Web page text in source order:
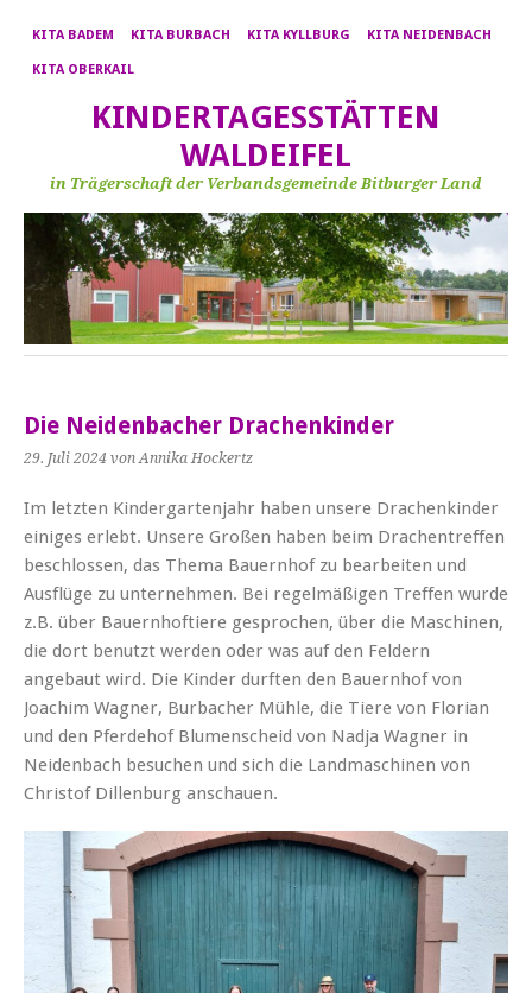
KITA BADEM KITA BURBACH KITA KYLLBURG KITA NEIDENBACH
KITA OBERKAIL
KINDERTAGESSTÄTTEN
WALDEIFEL
in Trägerschaft der Verbandsgemeinde Bitburger Land
Die Neidenbacher Drachenkinder
29. Juli 2024 von Annika Hockertz
Im letzten Kindergartenjahr haben unsere Drachenkinder
einiges erlebt. Unsere Großen haben beim Drachentreffen
beschlossen, das Thema Bauernhof zu bearbeiten und
Ausflüge zu unternehmen. Bei regelmäßigen Treffen wurde
z.B. über Bauernhoftiere gesprochen, über die Maschinen,
die dort benutzt werden oder was auf den Feldern
angebaut wird. Die Kinder durften den Bauernhof von
Joachim Wagner, Burbacher Mühle, die Tiere von Florian
und den Pferdehof Blumenscheid von Nadja Wagner in
Neidenbach besuchen und sich die Landmaschinen von
Christof Dillenburg anschauen.